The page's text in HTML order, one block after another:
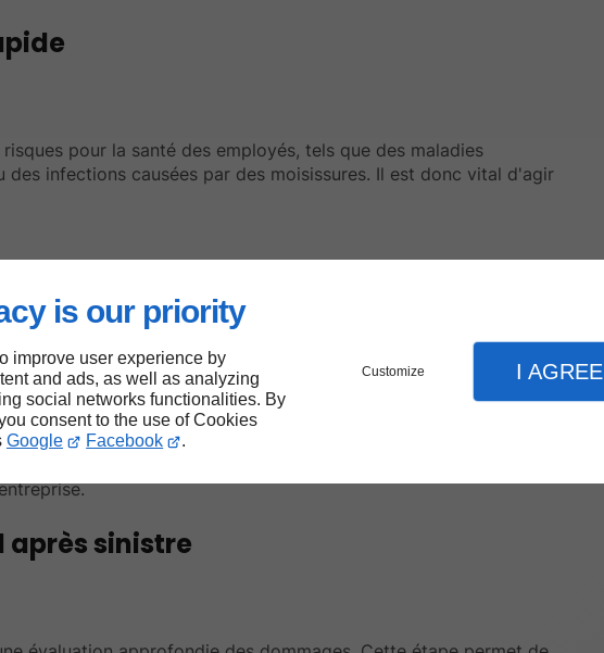
is our priority
improve user experience by
and ads, as well as analyzing
social networks functionalities. By
consent to the use of Cookies
Google Facebook .
Customize I AGREE
pour la santé des employés, tels que des maladies
infections causées par des moisissures. Il est donc vital d'agir
matériels. Plus les débris et les contaminants sont laissés
irréparables. Cela pourrait entraîner des coûts de réparation
matière de sécurité et d'hygiène
rapide et conforme aux normes permet de se conformer aux
après sinistre